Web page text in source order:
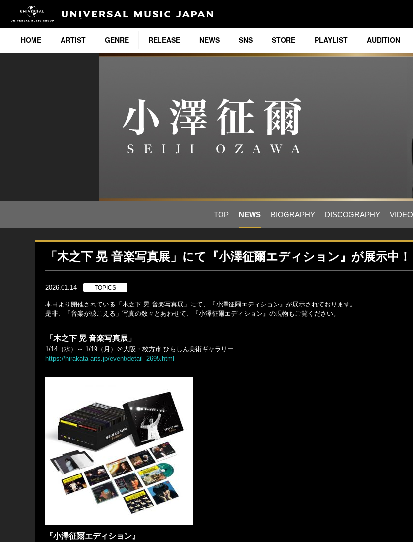
HOME ARTIST GENRE RELEASE NEWS SNS STORE PLAYLIST AUDITION
TOP NEWS BIOGRAPHY DISCOGRAPHY VIDEO
「木之下 晃 音楽写真展」にて『小澤征爾エディション』が展示中！
2026.01.14 TOPICS
本日より開催されている「木之下 晃 音楽写真展」にて、『小澤征爾エディション』が展示されております。
是非、「音楽が聴こえる」写真の数々とあわせて、『小澤征爾エディション』の現物もご覧ください。
「木之下 晃 音楽写真展」
1/14（水）～ 1/19（月）＠大阪・枚方市 ひらしん美術ギャラリー
https://hirakata-arts.jp/event/detail_2695.html
『小澤征爾エディション』